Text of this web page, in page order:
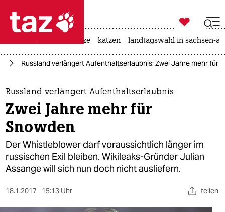
 taz zahl ich
taz zahl ich
themen
politik
öko
gesellschaft
sport

taz zahl ich
hitze katzen landtagswahl in sachsen-
Russland verlängert Aufenthaltserlaubnis: Zwei Jahre mehr für
Russland verlängert Aufenthaltserlaubnis
Zwei Jahre mehr für
Snowden
Der Whistleblower darf voraussichtlich länger im
russischen Exil bleiben. Wikileaks-Gründer Julian
Assange will sich nun doch nicht ausliefern.
18.1.2017 15:13 Uhr teilen